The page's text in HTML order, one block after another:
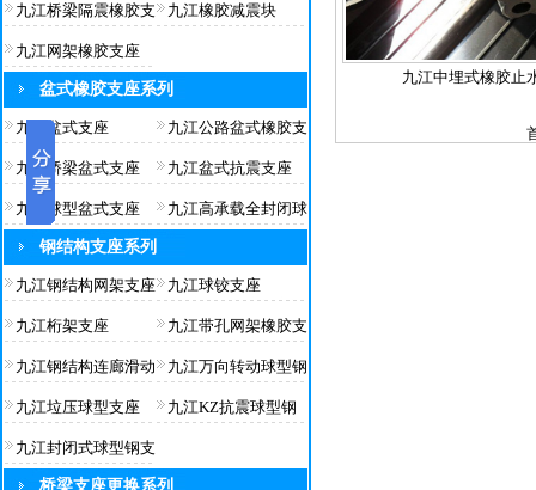
九江桥梁隔震橡胶支 九江橡胶减震块
九江网架橡胶支座
盆式橡胶支座系列
九江盆式支座 九江公路盆式橡胶支
九江桥梁盆式支座 九江盆式抗震支座
九江球型盆式支座 九江高承载全封闭球
钢结构支座系列
九江钢结构网架支座 九江球铰支座
九江桁架支座 九江带孔网架橡胶支
九江钢结构连廊滑动 九江万向转动球型钢
九江垃压球型支座 九江KZ抗震球型钢
九江封闭式球型钢支
桥梁支座更换系列
九江中埋式橡胶止